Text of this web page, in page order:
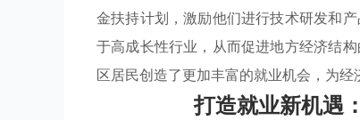
金扶持计划，激励他们进行技术研发和
于高成长性行业，从而促进地方经济结
区居民创造了更加丰富的就业机会，为经
打造就业新机遇